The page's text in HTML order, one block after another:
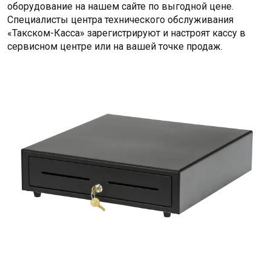
оборудование на нашем сайте по выгодной цене.
Специалисты центра технического обслуживания
«Такском-Касса» зарегистрируют и настроят кассу в
сервисном центре или на вашей точке продаж.